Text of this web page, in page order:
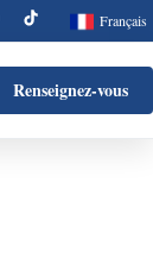
Français
Renseignez-vous